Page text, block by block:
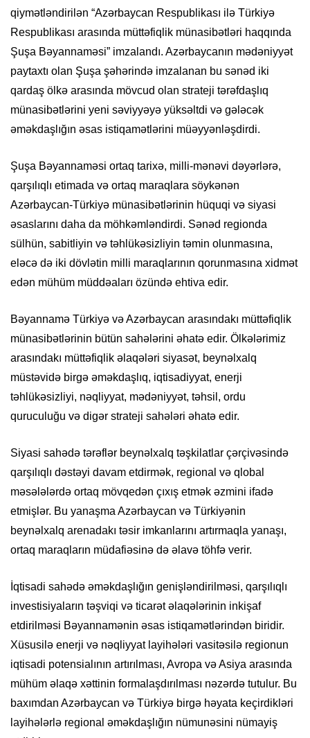
qiymətləndirilən “Azərbaycan Respublikası ilə Türkiyə
Respublikası arasında müttəfiqlik münasibətləri haqqında
Şuşa Bəyannaməsi” imzalandı. Azərbaycanın mədəniyyət
paytaxtı olan Şuşa şəhərində imzalanan bu sənəd iki
qardaş ölkə arasında mövcud olan strateji tərəfdaşlıq
münasibətlərini yeni səviyyəyə yüksəltdi və gələcək
əməkdaşlığın əsas istiqamətlərini müəyyənləşdirdi.
Şuşa Bəyannaməsi ortaq tarixə, milli-mənəvi dəyərlərə,
qarşılıqlı etimada və ortaq maraqlara söykənən
Azərbaycan-Türkiyə münasibətlərinin hüquqi və siyasi
əsaslarını daha da möhkəmləndirdi. Sənəd regionda
sülhün, sabitliyin və təhlükəsizliyin təmin olunmasına,
eləcə də iki dövlətin milli maraqlarının qorunmasına xidmət
edən mühüm müddəaları özündə ehtiva edir.
Bəyannamə Türkiyə və Azərbaycan arasındakı müttəfiqlik
münasibətlərinin bütün sahələrini əhatə edir. Ölkələrimiz
arasındakı müttəfiqlik əlaqələri siyasət, beynəlxalq
müstəvidə birgə əməkdaşlıq, iqtisadiyyat, enerji
təhlükəsizliyi, nəqliyyat, mədəniyyət, təhsil, ordu
quruculuğu və digər strateji sahələri əhatə edir.
Siyasi sahədə tərəflər beynəlxalq təşkilatlar çərçivəsində
qarşılıqlı dəstəyi davam etdirmək, regional və qlobal
məsələlərdə ortaq mövqedən çıxış etmək əzmini ifadə
etmişlər. Bu yanaşma Azərbaycan və Türkiyənin
beynəlxalq arenadakı təsir imkanlarını artırmaqla yanaşı,
ortaq maraqların müdafiəsinə də əlavə töhfə verir.
İqtisadi sahədə əməkdaşlığın genişləndirilməsi, qarşılıqlı
investisiyaların təşviqi və ticarət əlaqələrinin inkişaf
etdirilməsi Bəyannamənin əsas istiqamətlərindən biridir.
Xüsusilə enerji və nəqliyyat layihələri vasitəsilə regionun
iqtisadi potensialının artırılması, Avropa və Asiya arasında
mühüm əlaqə xəttinin formalaşdırılması nəzərdə tutulur. Bu
baxımdan Azərbaycan və Türkiyə birgə həyata keçirdikləri
layihələrlə regional əməkdaşlığın nümunəsini nümayiş